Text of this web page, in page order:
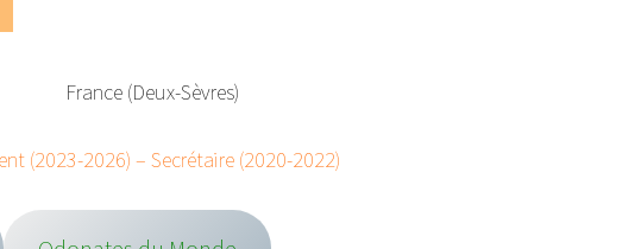
France (Deux-Sèvres)
(2023-2026) – Secrétaire (2020-2022)